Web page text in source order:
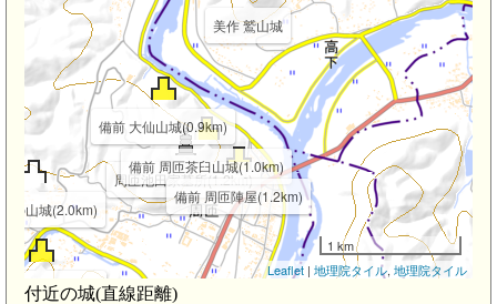
周匝池田家墓所(1.2km)
美作 鷲山城
備前 大仙山城(0.9km)
備前 周匝茶臼山城(1.0km)
備前 周匝陣屋(1.2km)
の山城(2.0km)
先谷城(2.4km)
1 km
Leaflet | 地理院タイル, 地理院タイル
付近の城(直線距離)